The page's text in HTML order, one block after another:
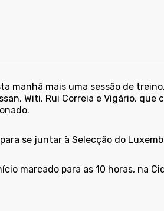
manhã mais uma sessão de
Witi, Rui Correia e Vigário, que
se juntar à Selecção do
marcado para as 10 horas, na